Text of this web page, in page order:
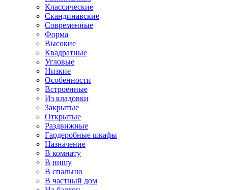
Классические
Скандинавские
Современные
Форма
Высокие
Квадратные
Угловые
Низкие
Особенности
Встроенные
Из кладовки
Закрытые
Открытые
Раздвижные
Гардеробные шкафы
Назначение
В комнату
В нишу
В спальню
В частный дом